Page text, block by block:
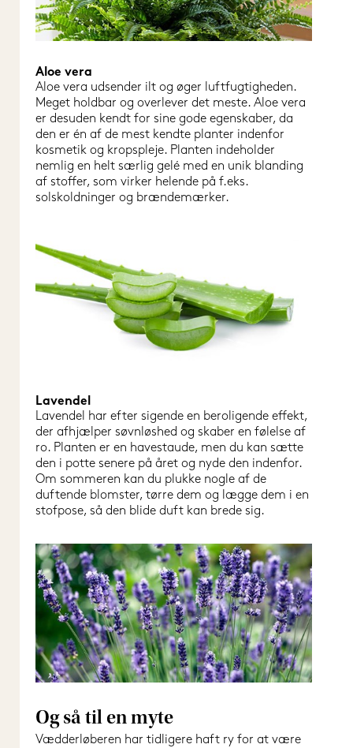
Aloe vera
Aloe vera udsender ilt og øger luftfugtigheden.
Meget holdbar og overlever det meste. Aloe vera
er desuden kendt for sine gode egenskaber, da
den er én af de mest kendte planter indenfor
kosmetik og kropspleje. Planten indeholder
nemlig en helt særlig gelé med en unik blanding
af stoffer, som virker helende på f.eks.
solskoldninger og brændemærker.
Lavendel
Lavendel har efter sigende en beroligende effekt,
der afhjælper søvnløshed og skaber en følelse af
ro. Planten er en havestaude, men du kan sætte
den i potte senere på året og nyde den indenfor.
Om sommeren kan du plukke nogle af de
duftende blomster, tørre dem og lægge dem i en
stofpose, så den blide duft kan brede sig.
Og så til en myte
Vædderløberen har tidligere haft ry for at være